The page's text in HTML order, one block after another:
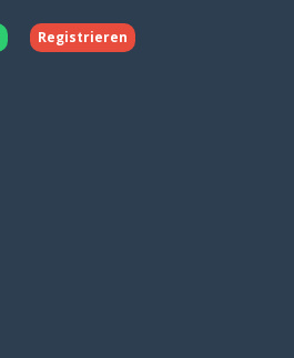
Registrieren